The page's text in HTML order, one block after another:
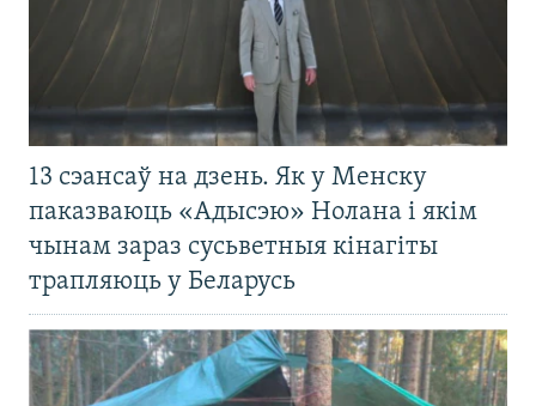
13 сэансаў на дзень. Як у Менску
паказваюць «Адысэю» Нолана і якім
чынам зараз сусьветныя кінагіты
трапляюць у Беларусь